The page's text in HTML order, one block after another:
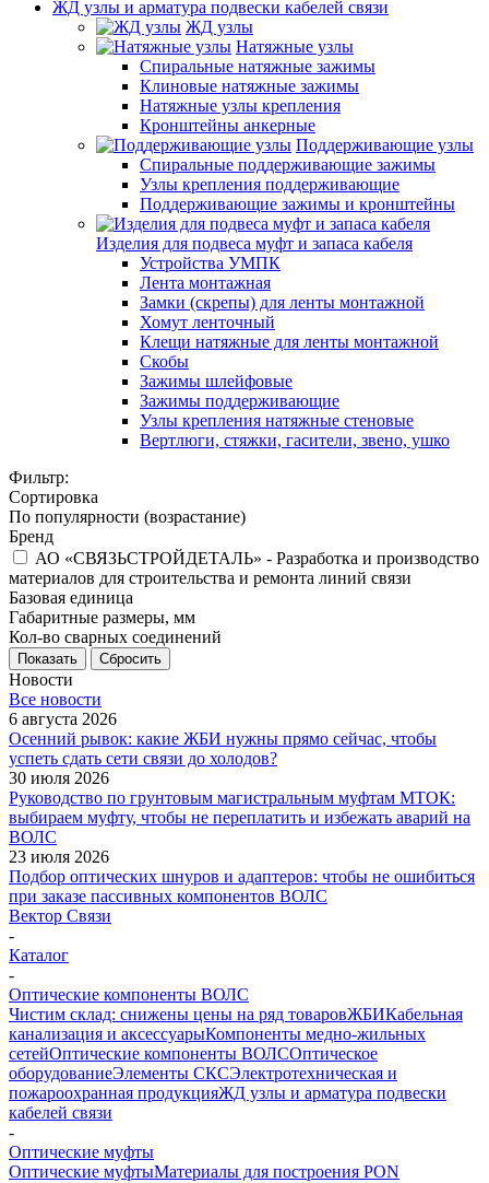
ЖД узлы и арматура подвески кабелей связи
ЖД узлы
Натяжные узлы
Спиральные натяжные зажимы
Клиновые натяжные зажимы
Натяжные узлы крепления
Кронштейны анкерные
Поддерживающие узлы
Спиральные поддерживающие зажимы
Узлы крепления поддерживающие
Поддерживающие зажимы и кронштейны
Изделия для подвеса муфт и запаса кабеля
Устройства УМПК
Лента монтажная
Замки (скрепы) для ленты монтажной
Хомут ленточный
Клещи натяжные для ленты монтажной
Скобы
Зажимы шлейфовые
Зажимы поддерживающие
Узлы крепления натяжные стеновые
Вертлюги, стяжки, гасители, звено, ушко
Фильтр:
Сортировка
По популярности (возрастание)
Бренд
АО «СВЯЗЬСТРОЙДЕТАЛЬ» - Разработка и производство
материалов для строительства и ремонта линий связи
Базовая единица
Габаритные размеры, мм
Кол-во сварных соединений
Показать Сбросить
Новости
Все новости
6 августа 2026
Осенний рывок: какие ЖБИ нужны прямо сейчас, чтобы
успеть сдать сети связи до холодов?
30 июля 2026
Руководство по грунтовым магистральным муфтам МТОК:
выбираем муфту, чтобы не переплатить и избежать аварий на
ВОЛС
23 июля 2026
Подбор оптических шнуров и адаптеров: чтобы не ошибиться
при заказе пассивных компонентов ВОЛС
Вектор Связи
-
Каталог
-
Оптические компоненты ВОЛС
Чистим склад: снижены цены на ряд товаровЖБИКабельная
канализация и аксессуарыКомпоненты медно-жильных
сетейОптические компоненты ВОЛСОптическое
оборудованиеЭлементы СКСЭлектротехническая и
пожароохранная продукцияЖД узлы и арматура подвески
кабелей связи
-
Оптические муфты
Оптические муфтыМатериалы для построения PON